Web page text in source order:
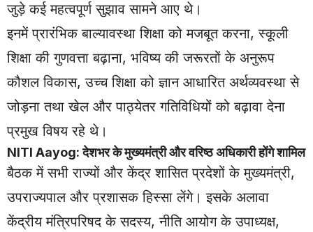
जुड़े कई महत्वपूर्ण सुझाव सामने आए थे।
इनमें प्रारंभिक बाल्यावस्था शिक्षा को मजबूत करना, स्कूली
शिक्षा की गुणवत्ता बढ़ाना, भविष्य की जरूरतों के अनुरूप
कौशल विकास, उच्च शिक्षा को ज्ञान आधारित अर्थव्यवस्था से
जोड़ना तथा खेल और पाठ्येतर गतिविधियों को बढ़ावा देना
प्रमुख विषय रहे थे।
NITI Aayog: देशभर के मुख्यमंत्री और वरिष्ठ अधिकारी होंगे शामिल
बैठक में सभी राज्यों और केंद्र शासित प्रदेशों के मुख्यमंत्री,
उपराज्यपाल और प्रशासक हिस्सा लेंगे। इसके अलावा
केंद्रीय मंत्रिपरिषद के सदस्य, नीति आयोग के उपाध्यक्ष,